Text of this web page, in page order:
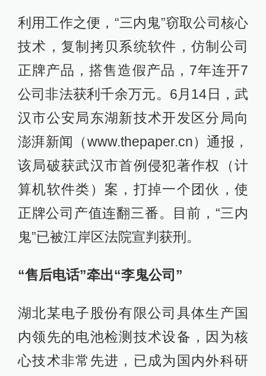
利用工作之便，“三内鬼”窃取公司核心
技术，复制拷贝系统软件，仿制公司
正牌产品，搭售造假产品，7年连开7
公司非法获利千余万元。6月14日，武
汉市公安局东湖新技术开发区分局向
澎湃新闻（www.thepaper.cn）通报，
该局破获武汉市首例侵犯著作权（计
算机软件类）案，打掉一个团伙，使
正牌公司产值连翻三番。目前，“三内
鬼”已被江岸区法院宣判获刑。
“售后电话”牵出“李鬼公司”
湖北某电子股份有限公司具体生产国
内领先的电池检测技术设备，因为核
心技术非常先进，已成为国内外科研